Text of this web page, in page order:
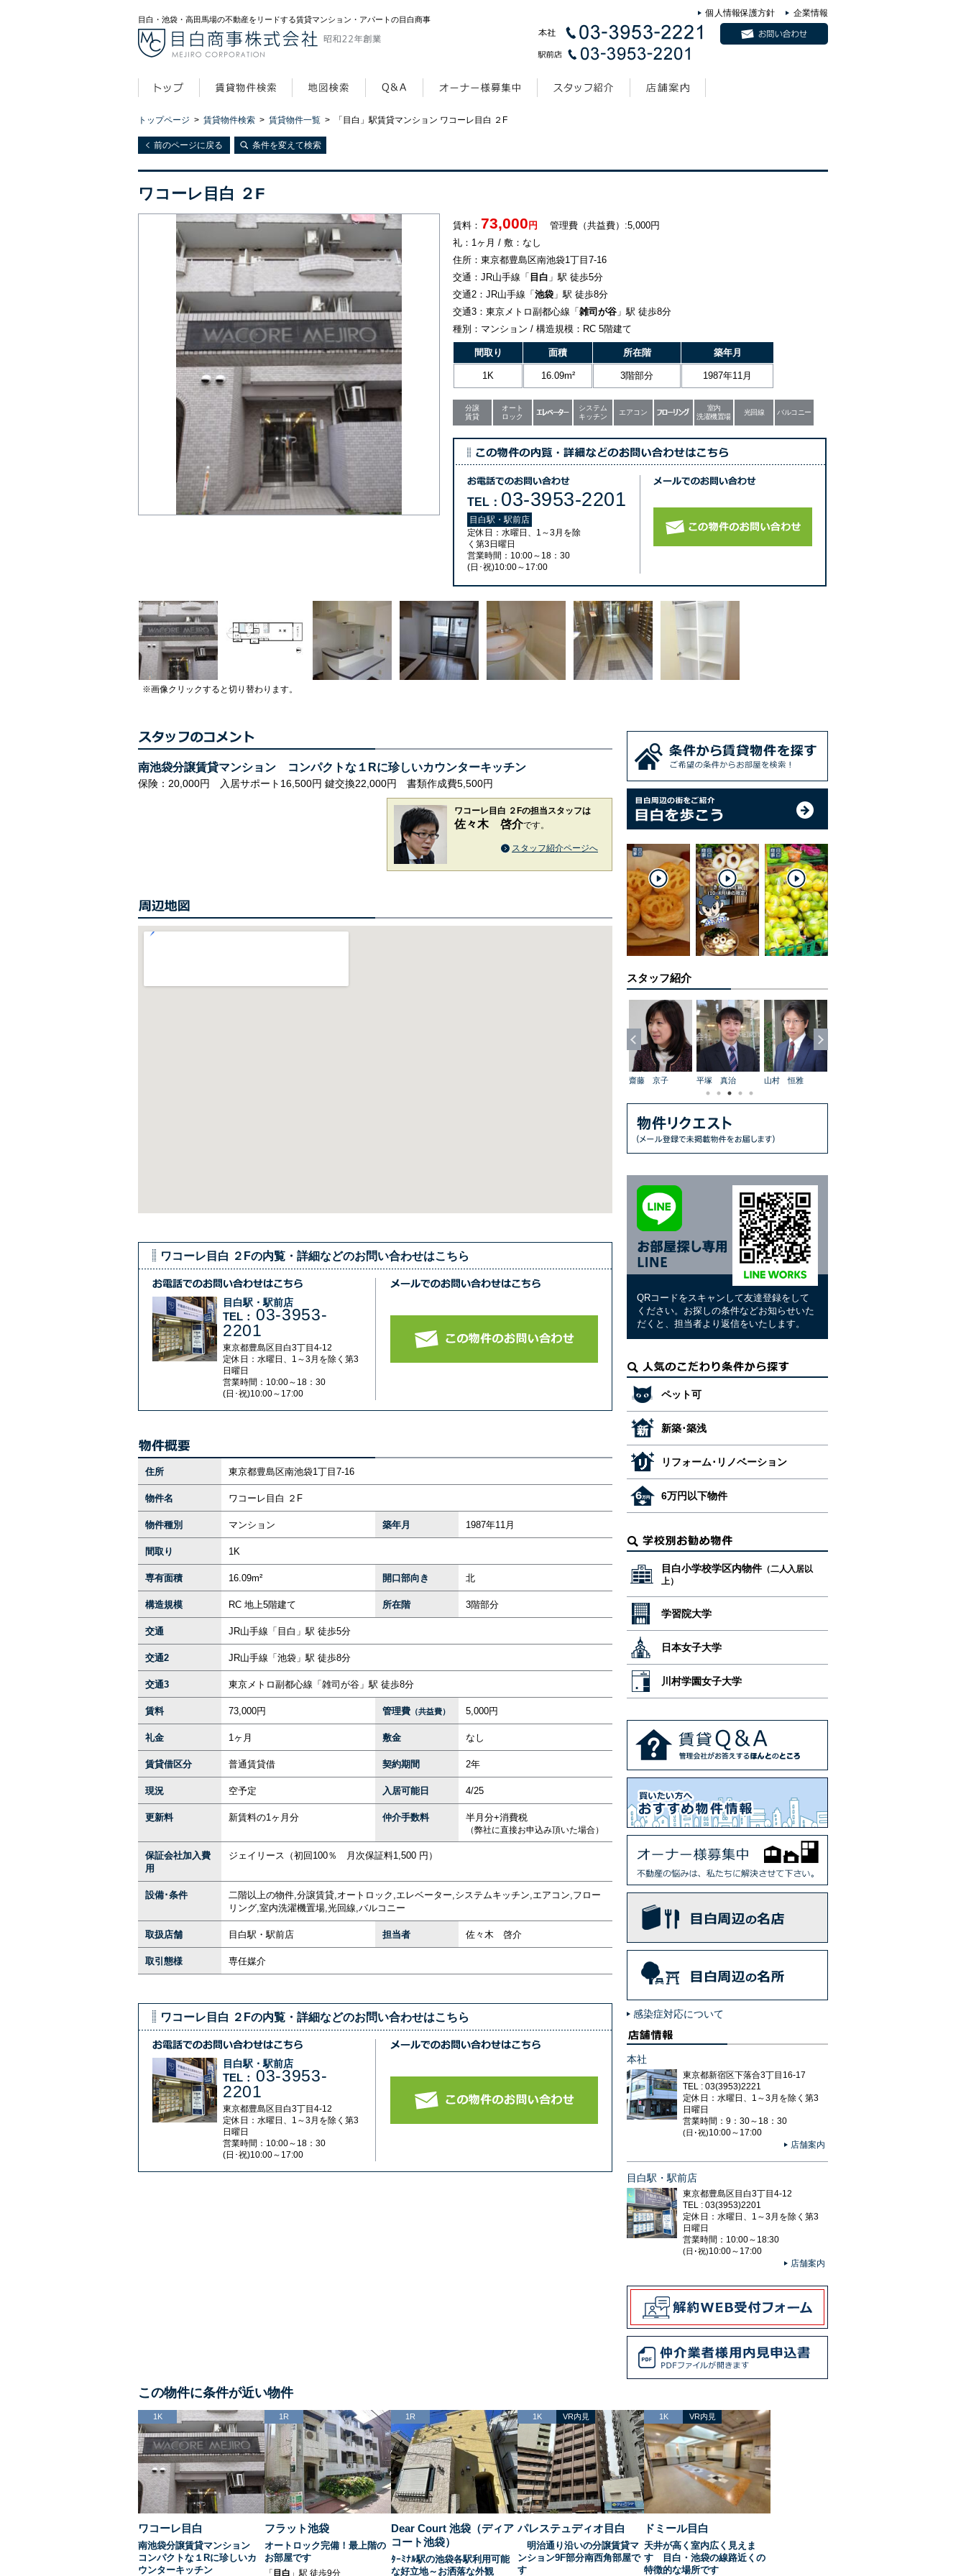
目白・池袋・高田馬場の不動産をリードする賃貸マンション・アパートの目白商事
個人情報保護方針 企業情報
トップページ > 賃貸物件検索 > 賃貸物件一覧 > 「目白」駅賃貸マンション ワコーレ目白 ２F
前のページに戻る 条件を変えて検索
ワコーレ目白 ２F
賃料： 73,000 円
管理費（共益費）:5,000円
礼：1ヶ月 / 敷：なし
住所：東京都豊島区南池袋1丁目7-16
交通：JR山手線「 目白 」駅 徒歩5分
交通2：JR山手線「 池袋 」駅 徒歩8分
交通3：東京メトロ副都心線「 雑司が谷 」駅 徒歩8分
種別：マンション / 構造規模：RC 5階建て
間取り 面積 所在階 築年月
1K 16.09m² 3階部分 1987年11月
分譲
賃貸
オート
ロック
システム
キッチン
エアコン
室内
洗濯機置場
光回線 バルコニー
TEL： 03-3953-2201
目白駅・駅前店
定休日：水曜日、1～3月を除
く第3日曜日
営業時間：10:00～18：30
(日･祝)10:00～17:00
※画像クリックすると切り替わります。
南池袋分譲賃貸マンション コンパクトな１Rに珍しいカウンターキッチン
保険：20,000円 入居サポート16,500円 鍵交換22,000円 書類作成費5,500円
ワコーレ目白 ２Fの担当スタッフは
佐々木 啓介です。
スタッフ紹介ページへ
ワコーレ目白 ２Fの内覧・詳細などのお問い合わせはこちら
目白駅・駅前店
TEL： 03-3953-
2201
東京都豊島区目白3丁目4-12
定休日：水曜日、1～3月を除く第3
日曜日
営業時間：10:00～18：30
(日･祝)10:00～17:00
住所 東京都豊島区南池袋1丁目7-16
物件名 ワコーレ目白 ２F
物件種別 マンション 築年月 1987年11月
間取り 1K
専有面積 16.09m² 開口部向き 北
構造規模 RC 地上5階建て 所在階 3階部分
交通 JR山手線「目白」駅 徒歩5分
交通2 JR山手線「池袋」駅 徒歩8分
交通3 東京メトロ副都心線「雑司が谷」駅 徒歩8分
賃料 73,000円 管理費 （共益費） 5,000円
礼金 1ヶ月 敷金 なし
賃貸借区分 普通賃貸借 契約期間 2年
現況 空予定 入居可能日 4/25
更新料 新賃料の1ヶ月分 仲介手数料 半月分+消費税
（弊社に直接お申込み頂いた場合）
保証会社加入費
用
ジェイリース（初回100％ 月次保証料1,500 円）
設備･条件
二階以上の物件,分譲賃貸,オートロック,エレベーター,システムキッチン,エアコン,フロー
リング,室内洗濯機置場,光回線,バルコニー
取扱店舗 目白駅・駅前店 担当者 佐々木 啓介
取引態様 専任媒介
ワコーレ目白 ２Fの内覧・詳細などのお問い合わせはこちら
目白駅・駅前店
TEL： 03-3953-
2201
東京都豊島区目白3丁目4-12
定休日：水曜日、1～3月を除く第3
日曜日
営業時間：10:00～18：30
(日･祝)10:00～17:00
スタッフ紹介
齋藤 京子 平塚 真治 山村 恒雅
QRコードをスキャンして友達登録をして
ください。お探しの条件などお知らせいた
だくと、担当者より返信をいたします。
ペット可
新築･築浅
リフォーム･リノベーション
6万円以下物件
目白小学校学区内物件（二人入居以
上）
学習院大学
日本女子大学
川村学園女子大学
感染症対応について
本社
東京都新宿区下落合3丁目16-17
TEL : 03(3953)2221
定休日：水曜日、1～3月を除く第3
日曜日
営業時間：9：30～18：30
(日･祝)10:00～17:00
店舗案内
目白駅・駅前店
東京都豊島区目白3丁目4-12
TEL : 03(3953)2201
定休日：水曜日、1～3月を除く第3
日曜日
営業時間：10:00～18:30
(日･祝)10:00～17:00
店舗案内
この物件に条件が近い物件
1K
ワコーレ目白
南池袋分譲賃貸マンション
コンパクトな１Rに珍しいカ
ウンターキッチン
1R
フラット池袋
オートロック完備！最上階の
お部屋です
「 目白 」駅 徒歩9分
1R
Dear Court 池袋（ディア
コート池袋）
ﾀｰﾐﾅﾙ駅の池袋各駅利用可能
な好立地～お洒落な外観
1K VR内見
パレステュディオ目白
明治通り沿いの分譲賃貸マ
ンション9F部分南西角部屋で
す
1K VR内見
ドミール目白
天井が高く室内広く見えま
す 目白・池袋の線路近くの
特徴的な場所です